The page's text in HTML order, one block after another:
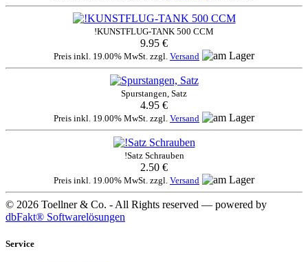
!KUNSTFLUG-TANK 500 CCM
9.95 €
Preis inkl. 19.00% MwSt. zzgl. Versand
Spurstangen, Satz
4.95 €
Preis inkl. 19.00% MwSt. zzgl. Versand
!Satz Schrauben
2.50 €
Preis inkl. 19.00% MwSt. zzgl. Versand
© 2026 Toellner & Co. - All Rights reserved — powered by
dbFakt® Softwarelösungen
Service